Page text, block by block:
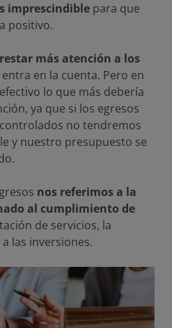
imprescindible para que
positivo.
más atención a los
en la cuenta. Pero en
lo que más debería
ya que si los egresos
no tendremos
y nuestro presupuesto se
nos referimos a la
al cumplimiento de
de servicios, la
las inversiones.